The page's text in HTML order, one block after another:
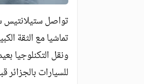
تواصل ستيلانتيس
تماشيا مع الثقة
ونقل التكنلوجيا
للسيارات بالجزائر